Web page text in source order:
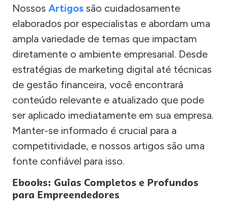
Nossos Artigos são cuidadosamente
elaborados por especialistas e abordam uma
ampla variedade de temas que impactam
diretamente o ambiente empresarial. Desde
estratégias de marketing digital até técnicas
de gestão financeira, você encontrará
conteúdo relevante e atualizado que pode
ser aplicado imediatamente em sua empresa.
Manter-se informado é crucial para a
competitividade, e nossos artigos são uma
fonte confiável para isso.
Ebooks: Guias Completos e Profundos
para Empreendedores